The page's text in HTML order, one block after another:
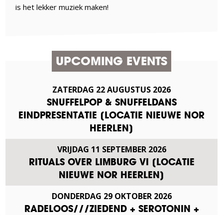
is het lekker muziek maken!
UPCOMING EVENTS
ZATERDAG 22AUGUSTUS 2026
SNUFFELPOP & SNUFFELDANS
EINDPRESENTATIE [LOCATIE NIEUWE NOR
HEERLEN]
VRIJDAG 11 SEPTEMBER 2026
RITUALS OVER LIMBURG VI [LOCATIE
NIEUWE NOR HEERLEN]
DONDERDAG 29 OKTOBER 2026
RADELOOS///ZIEDEND + SEROTONIN +